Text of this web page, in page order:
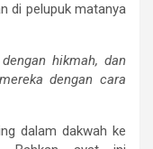
di pelupuk matanya
hikmah, dan
dengan cara
dalam dakwah ke